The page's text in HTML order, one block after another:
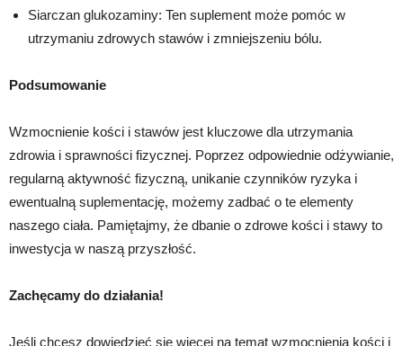
Siarczan glukozaminy: Ten suplement może pomóc w
utrzymaniu zdrowych stawów i zmniejszeniu bólu.
Podsumowanie
Wzmocnienie kości i stawów jest kluczowe dla utrzymania
zdrowia i sprawności fizycznej. Poprzez odpowiednie odżywianie,
regularną aktywność fizyczną, unikanie czynników ryzyka i
ewentualną suplementację, możemy zadbać o te elementy
naszego ciała. Pamiętajmy, że dbanie o zdrowe kości i stawy to
inwestycja w naszą przyszłość.
Zachęcamy do działania!
Jeśli chcesz dowiedzieć się więcej na temat wzmocnienia kości i